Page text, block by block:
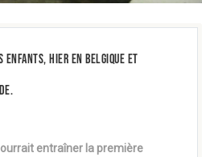
ENFANTS, HIER EN BELGIQUE ET
entraîner la première